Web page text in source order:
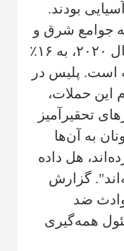
آسیایی بودند.
جوامع شرق و
جنوب شرق آسیا از ۷٪ در سال ۲۰۲۰، به ۱۶٪
است. پلیس در
این حملات،
تحقیرآمیز
به آن‌ها
هل داده
گزارش
از حوادث ضد
همه‌گیری